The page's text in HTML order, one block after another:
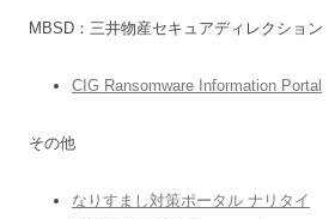
MBSD：三井物産セキュアディレクション
CIG Ransomware Information Portal
その他
なりすまし対策ポータル ナリタイ